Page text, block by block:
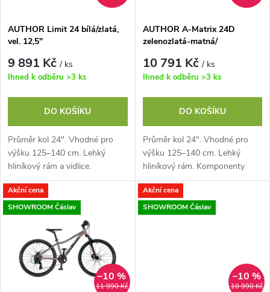
p
r
o
d
u
k
t
ů
s
p
r
d
u
k
ů
AUTHOR Limit 24 bílá/zlatá,
vel. 12,5"
9 891 Kč/ ks
Ihned k odběru >3 ks
DO KOŠÍKU
Průměr kol 24". Vhodné pro
výšku 125–140 cm. Lehký
hliníkový rám a vidlice.
Hmotnost 9,9 kg. Komponenty
SHIMANO, 8 rychlostí (11-34).
Krosový speciál s...
AUTHOR A-Matrix 24D
zelenozlatá-matná/
10 791 Kč/ ks
Ihned k odběru >3 ks
DO KOŠÍKU
Průměr kol 24". Vhodné pro
výšku 125–140 cm. Lehký
hliníkový rám. Komponenty
SHIMANO, 8 rychlostí.
Kotoučové hydraulické brzdy
TEKTRO. Odpružená vidlice...
Akční cena
SHOWROOM Čáslav
11 990 Kč
–10 %
Akční cena
SHOWROOM Čáslav
10 990 Kč
–10 %